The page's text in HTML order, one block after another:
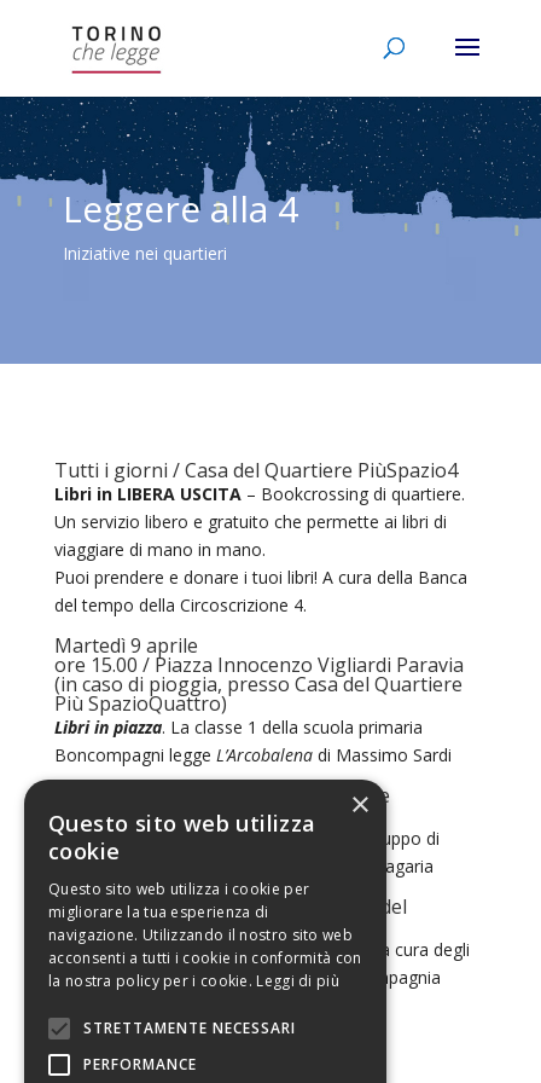
Leggere alla 4
Iniziative nei quartieri
Tutti i giorni / Casa del Quartiere PiùSpazio4
Libri in LIBERA USCITA– Bookcrossing di quartiere.
Un servizio libero e gratuito che permette ai libri di
viaggiare di mano in mano.
Puoi prendere e donare i tuoi libri! A cura della Banca
del tempo della Circoscrizione 4.
Martedì 9 aprile
ore 15.00 / Piazza Innocenzo Vigliardi Paravia
(in caso di pioggia, presso Casa del Quartiere
Più SpazioQuattro)
Libri in piazza. La classe 1 della scuola primaria
Boncompagni legge L’Arcobalena di Massimo Sardi
ore 21.00 – 23.00 / Casa del Quartiere
PiùSpazio4
Pintecaboru – Aggregazione narrativa
. Gruppo di
lettura aperto e gratuito a cura di Danilo Zagaria
Mercoledì 10 aprile ore 21.30 / Casa del
Quartiere PiùSpazio4
Esercizi di lettura. Letture di testi teatrali a cura degli
allievi del corso di teatro condottoda Compagnia
×
Questo sito web utilizza
cookie
Questo sito web utilizza i cookie per
migliorare la tua esperienza di
navigazione. Utilizzando il nostro sito web
acconsenti a tutti i cookie in conformità con
la nostra policy per i cookie. Leggi di più
STRETTAMENTE NECESSARI
PERFORMANCE